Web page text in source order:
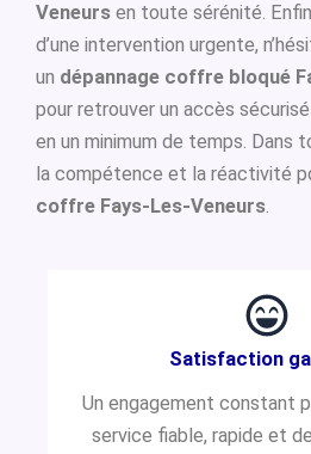
Veneurs en toute sérénité.
d’une intervention urgente,
un dépannage coffre bloqué
pour retrouver un accès
en un minimum de temps. Dans
la compétence et la réactivité
coffre Fays-Les-Veneurs.
Satisfaction
Un engagement constant
service fiable, rapide et